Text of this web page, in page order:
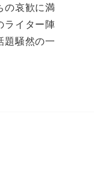
の哀歓に満
ライター陣
題騒然の一